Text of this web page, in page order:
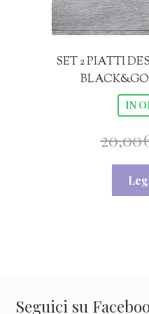
SET 2 PIATTI
IN
20,00
Seguici su